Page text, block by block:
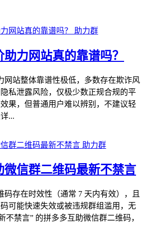
助力群
力网站真的靠谱吗？
网站整体靠谱性极低，多数存在欺诈风
私泄露风险，仅极少数正规合规的平
果，但普通用户难以辨别，不建议轻
...
助力群
微信群二维码最新不禁言
码存在时效性（通常 7 天内有效），且
可能快速失效或被违规群组滥用，无
不禁言” 的拼多多互助微信群二维码，